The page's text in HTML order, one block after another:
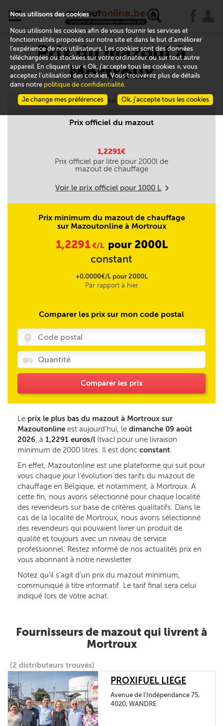
x
Prix du mazout à
Mortroux
Aujourd'hui le 09/08
Prix officiel du mazout
1,2291€
Prix officiel par litre pour 2000l de
mazout de chauffage
Voir le prix officiel pour 1000 L m
Prix minimum du mazout de chauffage
sur Mazoutonline à Mortroux
1,2291€/L pour 2000L
constant
+0,0000€/L pour 2000L
Par rapport à hier
Comparer les prix sur mon code postal
Comparer les prix
Le prix le plus bas du mazout à Mortroux sur
Mazoutonline est aujourd’hui, le dimanche 09 août
2026, à 1,2291 euros/l (tvac) pour une livraison
minimum de 2000 litres. Il est donc constant.
En effet, Mazoutonline est une plateforme qui suit pour
vous chaque jour l’évolution des tarifs du mazout de
chauffage en Belgique, et notamment, à Mortroux. A
cette fin, nous avons sélectionné pour chaque localité
des revendeurs sur base de critères qualitatifs. Dans le
cas de la localité de Mortroux, nous avons sélectionné
des revendeurs qui pouvaient livrer un produit de
qualité et toujours avec un niveau de service
professionnel. Restez informé de nos actualités prix en
vous abonnant à notre newsletter.
Notez qu’il s’agit d’un prix du mazout minimum,
communiqué à titre informatif. Le tarif final sera celui
indiqué lors de votre achat.
Fournisseurs de mazout qui livrent à
Mortroux
(2 distributeurs trouvés)
PROXIFUEL LIEGE
Avenue de l'Indépendance 75,
4020, WANDRE
Nous utilisons des cookies
Nous utilisons les cookies afin de vous fournir les services et
fonctionnalités proposés sur notre site et dans le but d’améliorer
l’expérience de nos utilisateurs. Les cookies sont des données
téléchargées ou stockées sur votre ordinateur ou sur tout autre
appareil. En cliquant sur « Ok, j’accepte tous les cookies », vous
acceptez l’utilisation des cookies. Vous trouverez plus de détails
dans notre politique de confidentialité.
Ok, j’accepte tous les cookies
Je change mes préférences